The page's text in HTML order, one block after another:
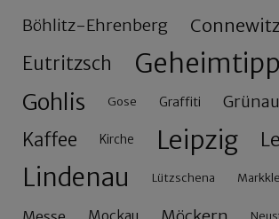
Böhlitz-Ehrenberg Connewitz
Eutritzsch Geheimtipp
Gohlis Gose Graffiti Grünau
Kaffee Kirche Leipzig
Lindenau Lützschena
Mockau